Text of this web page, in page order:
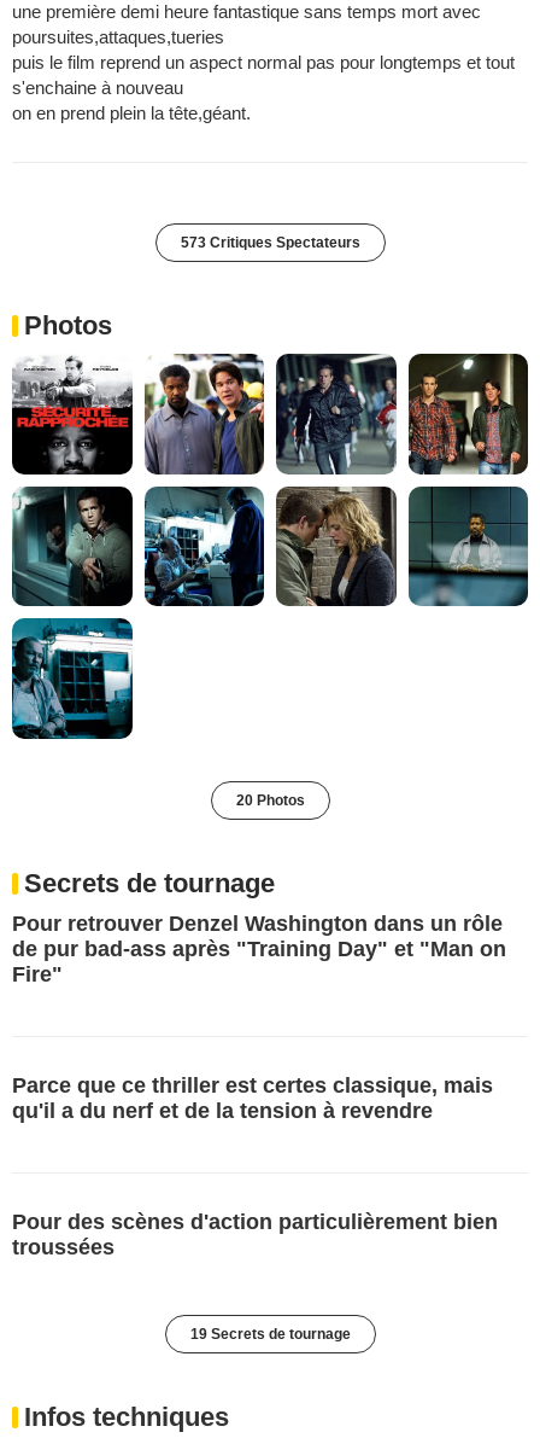
une première demi heure fantastique sans temps mort avec
poursuites,attaques,tueries
puis le film reprend un aspect normal pas pour longtemps et tout
s'enchaine à nouveau
on en prend plein la tête,géant.
573 Critiques Spectateurs
Photos
20 Photos
Secrets de tournage
Pour retrouver Denzel Washington dans un rôle
de pur bad-ass après "Training Day" et "Man on
Fire"
Parce que ce thriller est certes classique, mais
qu'il a du nerf et de la tension à revendre
Pour des scènes d'action particulièrement bien
troussées
19 Secrets de tournage
Infos techniques